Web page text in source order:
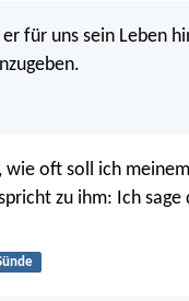
für uns sein Leben
oft soll ich
zu ihm: Ich